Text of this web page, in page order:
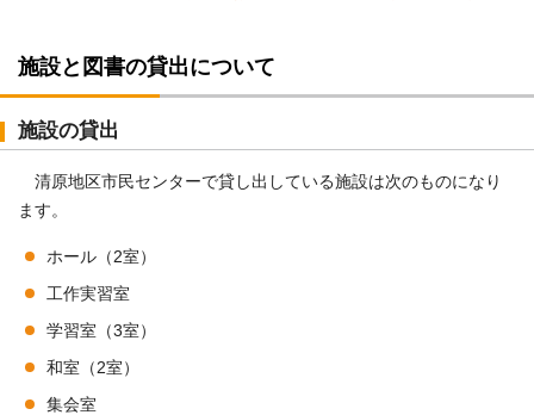
施設と図書の貸出について
施設の貸出
清原地区市民センターで貸し出している施設は次のものになり
ます。
ホール（2室）
工作実習室
学習室（3室）
和室（2室）
集会室